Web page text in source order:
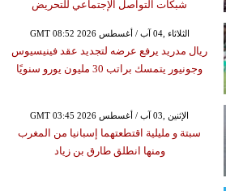
شبكات التواصل الإجتماعي للتحريض
GMT 08:52 2026 الثلاثاء ,04 آب / أغسطس
ريال مدريد يرفع عرضه لتجديد عقد فينيسيوس
وجونيور يتمسك براتب 30 مليون يورو سنويًا
GMT 03:45 2026 الإثنين ,03 آب / أغسطس
سبتة و مليلية اقتطعتهما إسبانيا من المغرب
ومنها انطلق طارق بن زياد